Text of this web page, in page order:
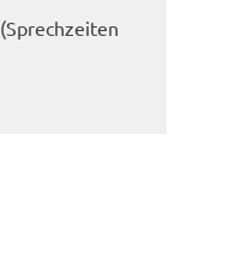
(Sprechzeiten